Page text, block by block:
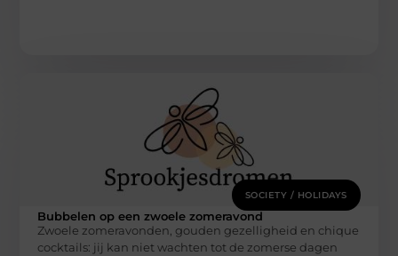
SOCIETY / HOLIDAYS
Bubbelen op een zwoele zomeravond
Zwoele zomeravonden, gouden gezelligheid en chique
cocktails: jij kan niet wachten tot de zomerse dagen